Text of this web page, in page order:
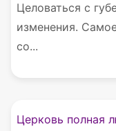
Целоваться с
изменения.
со...
Церковь полная